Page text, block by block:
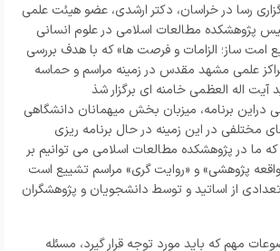
رسا در خراسان، دکتر ارشدی، عضو هیئت علمی
پژوهشکده مطالعات اسلامی در علوم انسانی
امت ساز؛ الزامات و فرصت ها» که با هدف بررسی
علمی مشهد مقدس در زمینه مراسم و حماسه
آیت اله العظمی خامنه ای برگزار شذ
دراین برنامه، میزبان بخش میهمانان دانشگاهی
مختلفی در این زمینه در حال برنامه ریزی
که ما در پژوهشکده مطالعات اسلامی می توانیم بر
پژوهشی» و «روایت گری» مراسم تشییع است
از اساتید و توسط دانشجویان و پژوهشگران
مهم که باید مورد توجه قرار گیرد، مسئله